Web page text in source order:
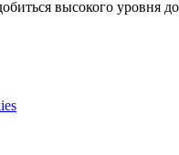
высокого уровня